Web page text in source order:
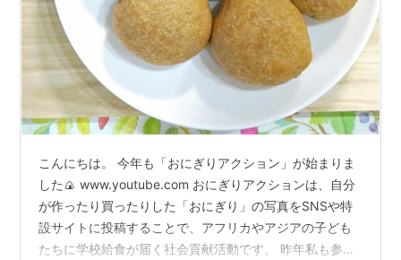
こんにちは。 今年も「おにぎりアクション」が始まりま
した🍙 www.youtube.com おにぎりアクションは、自分
が作ったり買ったりした「おにぎり」の写真をSNSや特
設サイトに投稿することで、アフリカやアジアの子ども
たちに学校給食が届く社会貢献活動です。 昨年私も参加